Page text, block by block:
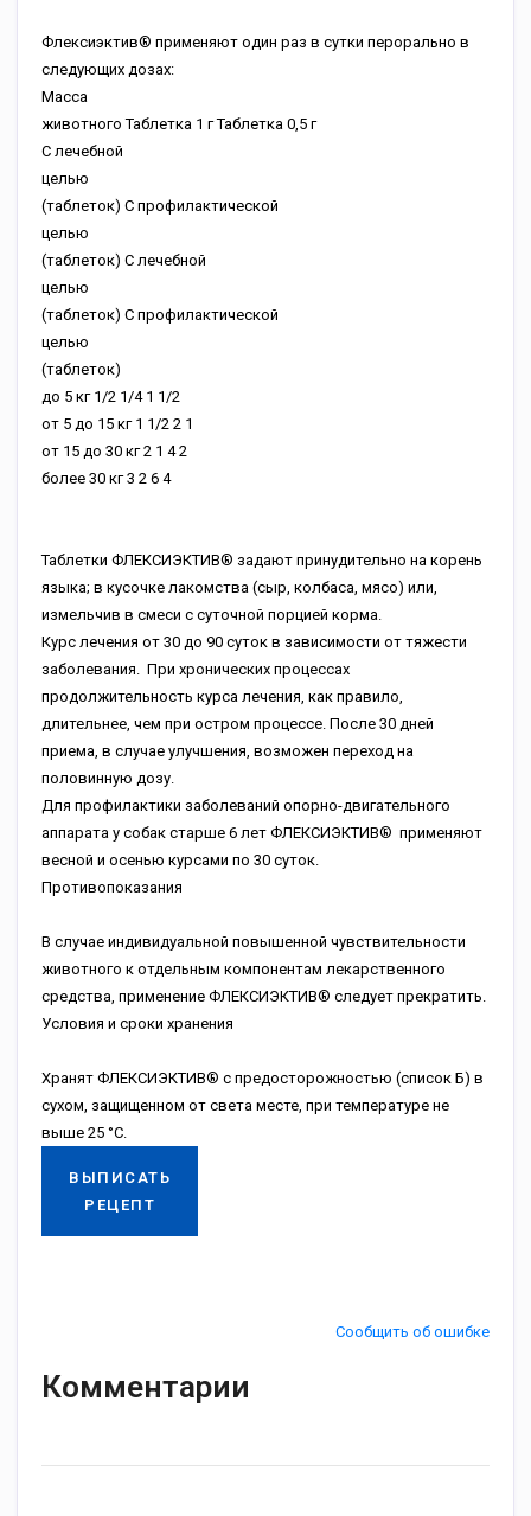
Флексиэктив® применяют один раз в сутки перорально в
следующих дозах:
Масса
животного Таблетка 1 г Таблетка 0,5 г
С лечебной
целью
(таблеток) С профилактической
целью
(таблеток) С лечебной
целью
(таблеток) С профилактической
целью
(таблеток)
до 5 кг 1/2 1/4 1 1/2
от 5 до 15 кг 1 1/2 2 1
от 15 до 30 кг 2 1 4 2
более 30 кг 3 2 6 4
Таблетки ФЛЕКСИЭКТИВ® задают принудительно на корень
языка; в кусочке лакомства (сыр, колбаса, мясо) или,
измельчив в смеси с суточной порцией корма.
Курс лечения от 30 до 90 суток в зависимости от тяжести
заболевания. При хронических процессах
продолжительность курса лечения, как правило,
длительнее, чем при остром процессе. После 30 дней
приема, в случае улучшения, возможен переход на
половинную дозу.
Для профилактики заболеваний опорно-двигательного
аппарата у собак старше 6 лет ФЛЕКСИЭКТИВ® применяют
весной и осенью курсами по 30 суток.
Противопоказания
В случае индивидуальной повышенной чувствительности
животного к отдельным компонентам лекарственного
средства, применение ФЛЕКСИЭКТИВ® следует прекратить.
Условия и сроки хранения
Хранят ФЛЕКСИЭКТИВ® с предосторожностью (список Б) в
сухом, защищенном от света месте, при температуре не
выше 25 °С.
ВЫПИСАТЬ
РЕЦЕПТ
Сообщить об ошибке
Комментарии